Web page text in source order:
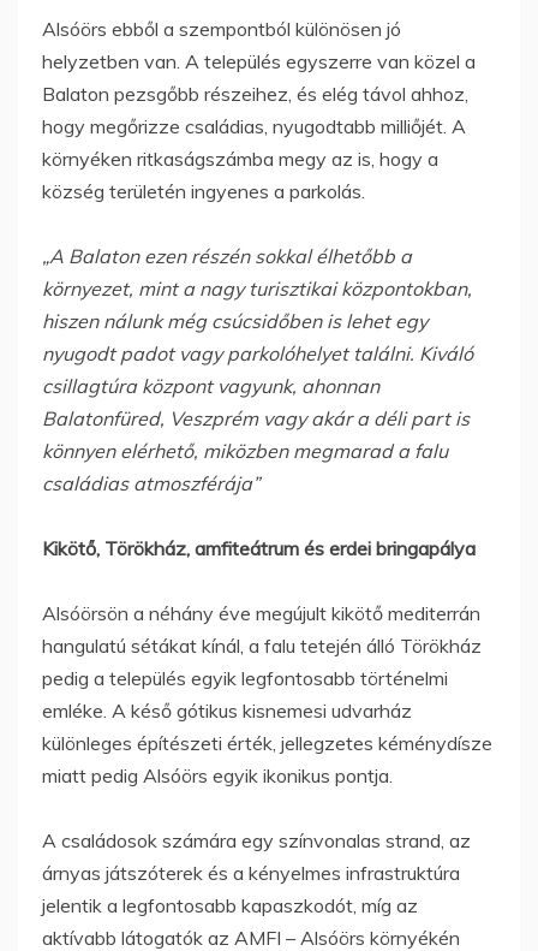
Alsóörs ebből a szempontból különösen jó
helyzetben van. A település egyszerre van közel a
Balaton pezsgőbb részeihez, és elég távol ahhoz,
hogy megőrizze családias, nyugodtabb milliőjét. A
környéken ritkaságszámba megy az is, hogy a
község területén ingyenes a parkolás.
„A Balaton ezen részén sokkal élhetőbb a
környezet, mint a nagy turisztikai központokban,
hiszen nálunk még csúcsidőben is lehet egy
nyugodt padot vagy parkolóhelyet találni. Kiváló
csillagtúra központ vagyunk, ahonnan
Balatonfüred, Veszprém vagy akár a déli part is
könnyen elérhető, miközben megmarad a falu
családias atmoszférája”
Kikötő, Törökház, amfiteátrum és erdei bringapálya
Alsóörsön a néhány éve megújult kikötő mediterrán
hangulatú sétákat kínál, a falu tetején álló Törökház
pedig a település egyik legfontosabb történelmi
emléke. A késő gótikus kisnemesi udvarház
különleges építészeti érték, jellegzetes kéménydísze
miatt pedig Alsóörs egyik ikonikus pontja.
A családosok számára egy színvonalas strand, az
árnyas játszóterek és a kényelmes infrastruktúra
jelentik a legfontosabb kapaszkodót, míg az
aktívabb látogatók az AMFI – Alsóörs környékén